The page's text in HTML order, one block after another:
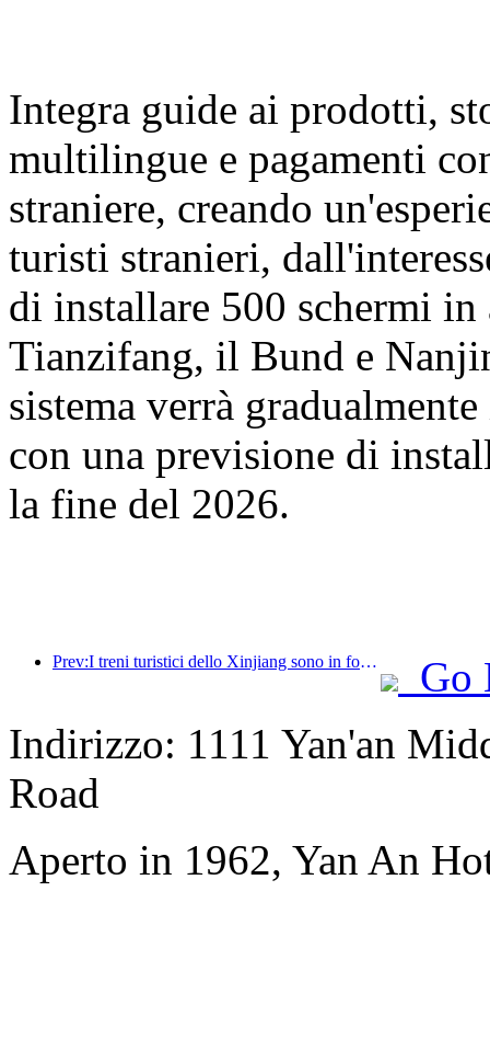
Integra guide ai prodotti,
multilingue e pagamenti
straniere, creando
turisti stranieri,
di installare 500 schermi
Tianzifang, il Bund e
sistema verrà
con una previsione di
la fine del 2026.
Prev:I treni turistici dello Xinjiang sono in forte espansione, dando impulso all'economia culturale e turistica
Go
Indirizzo: 1111 Yan'an
Road
Aperto in 1962, Yan An